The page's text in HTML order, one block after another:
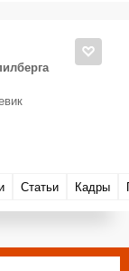
Статьи Кадры